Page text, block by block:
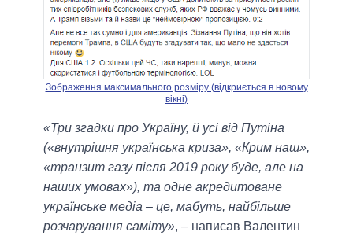
Зображення максимального розміру (відкриється в новому
вікні)
«Три згадки про Україну, й усі від Путіна
(«внутрішня українська криза», «Крим наш»,
«транзит газу після 2019 року буде, але на
наших умовах»), та одне акредитоване
українське медіа – це, мабуть, найбільше
розчарування саміту», – написав Валентин